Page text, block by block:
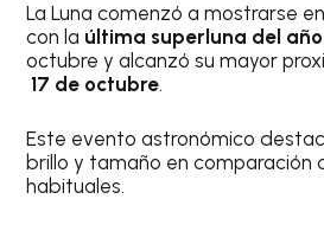
La Luna comenzó a mostrarse
con la última superluna del año
octubre y alcanzó su mayor
17 de octubre.
Este evento astronómico
brillo y tamaño en comparación
habituales.